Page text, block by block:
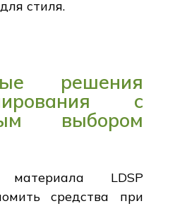
стиля.
решения
с
выбором
материала LDSP
средства при